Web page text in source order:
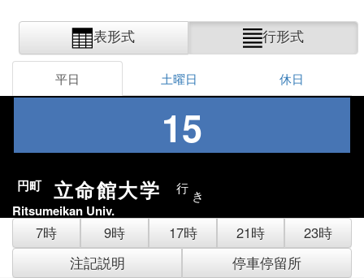
表形式 行形式
平日 土曜日 休日
15
円町 立命館大学 行 き
Ritsumeikan Univ.
7時 9時 17時 21時
23時
注記説明
停車停留所